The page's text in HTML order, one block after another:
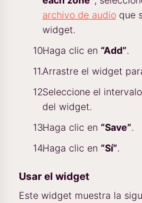
archivo de audio que
widget.
Haga clic en “Add”.
Arrastre el widget
Seleccione el
del widget.
Haga clic en “Save”.
Haga clic en “Sí”.
Usar el widget
Este widget muestra la